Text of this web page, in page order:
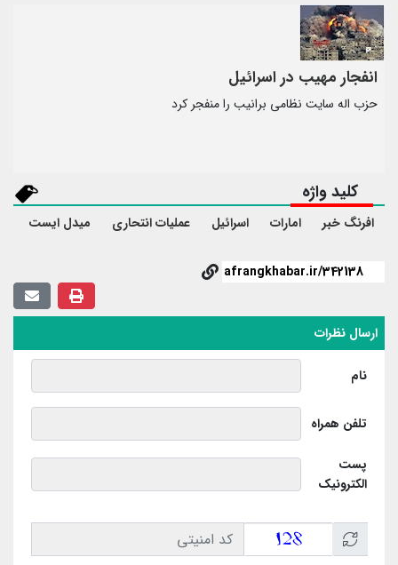
انفجار مهیب در اسرائیل
حزب اله سایت نظامی برانیب را منفجر کرد
کلید واژه
افرنگ خبر امارات اسرائیل عملیات انتحاری میدل ایست
ارسال نظرات
نام
تلفن همراه
پست
الکترونیک